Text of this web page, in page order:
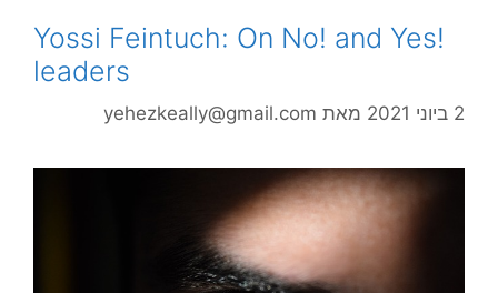
Yossi Feintuch: On No! and Yes!
leaders
2 ביוני 2021 מאת yehezkeally@gmail.com